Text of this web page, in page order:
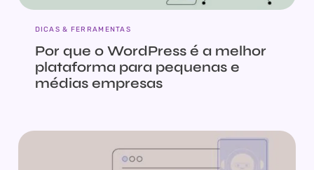
DICAS & FERRAMENTAS
Por que o WordPress é a melhor
plataforma para pequenas e
médias empresas